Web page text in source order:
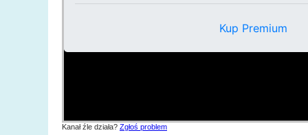
Kanał źle działa? Zgłoś problem